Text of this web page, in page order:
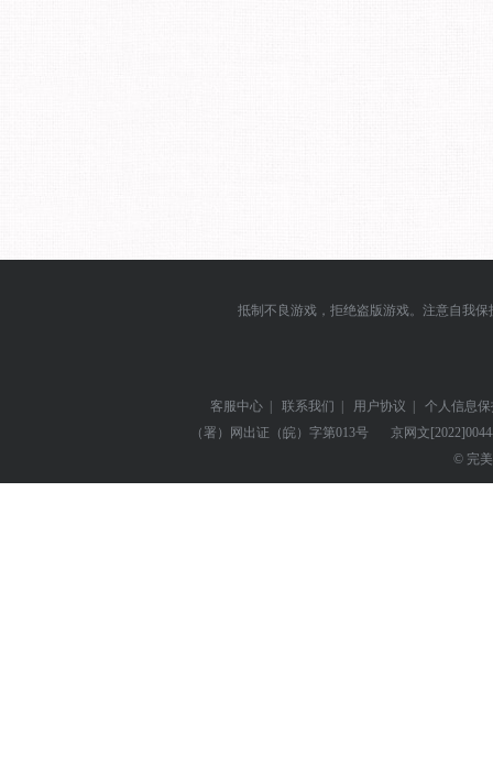
抵制不良游戏，拒绝盗版游戏。注意自我
客服中心 | 联系我们 | 用户协议 |
个人信息
（署）网出证（皖）字第013号
京网文
© 完美